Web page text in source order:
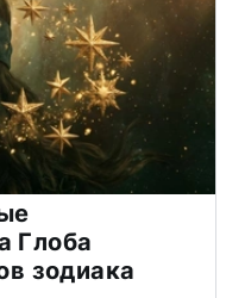
Глоба
зодиака